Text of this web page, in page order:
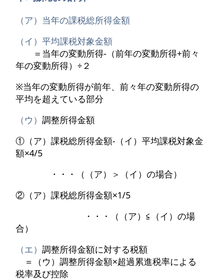
（ア） 当年の課税総所得金額
（イ） 平均課税対象金額
＝当年の変動所得-（前年の変動所得+前々
年の変動所得）÷２
※当年の変動所得が前年、前々年の変動所得の
平均を超えている部分
（ウ） 調整所得金額
①（ア）課税総所得金額-（イ）平均課税対象金
額×4/5
・・・（（ア）＞（イ）の場合）
②（ア）課税総所得金額×1/5
・・・（（ア）≦（イ）の場
合）
（エ） 調整所得金額に対する税額
＝（ウ）調整所得金額×超過累進税率による
税率及び控除